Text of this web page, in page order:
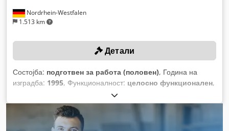
Nordrhein-Westfalen
1.513 km
Детали
Состојба: подготвен за работа (половен), Година на
изградба: 1995, Функционалност: целосно функционален,
растојание на движење на Х-оската:
оската Y:420 мм, растојание на движење Z-оска:480 мм,
модел на контролер:
брзина на вртење:6.000 обр/мин ,